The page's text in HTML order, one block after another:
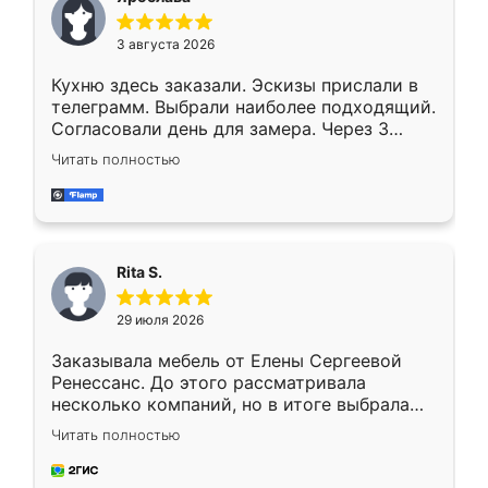
3 августа 2026
Кухню здесь заказали. Эскизы прислали в
телеграмм. Выбрали наиболее подходящий.
Согласовали день для замера. Через 3
недели кухня была уже готова. Остались
довольны работой. Спасибо Ренессанс
мебель за качественную работу!
Читать полностью
Rita S.
29 июля 2026
Заказывала мебель от Елены Сергеевой
Ренессанс. До этого рассматривала
несколько компаний, но в итоге выбрала
эту. Сначала обговорили условия, потом
приехал замерщик, всё спокойно объяснил
и снял размеры. Изготовили в срок, с
Читать полностью